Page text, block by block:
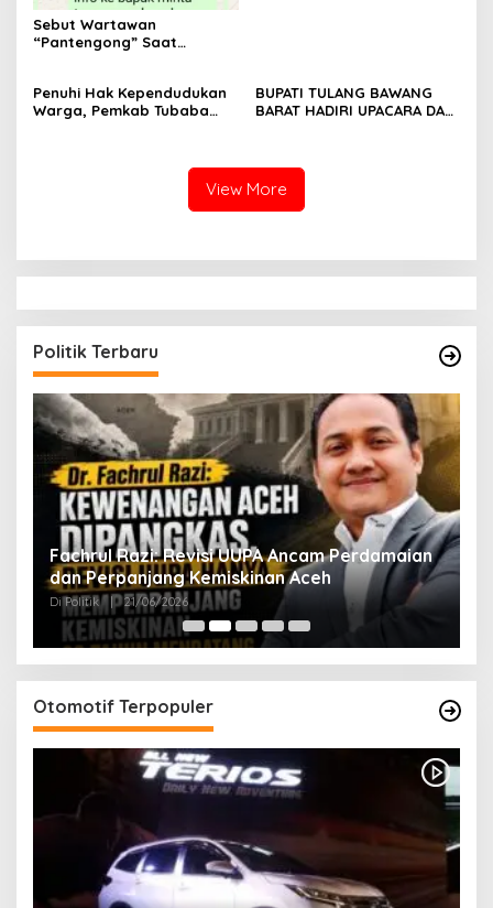
Sebut Wartawan
“Pantengong” Saat
Etika, DPR‑Provinsi,
Gubernur dan PLLDA
Penuhi Hak Kependudukan
Warga, Pemkab Tubaba
BUPATI TULANG BAWANG
BARAT HADIRI UPACARA DAN
2026
View More
Politik Terbaru
Fachrul Razi: Revisi UUPA Ancam Perdamaian
dan Perpanjang Kemiskinan Aceh
Di Politik | 21/06/2026
Otomotif Terpopuler